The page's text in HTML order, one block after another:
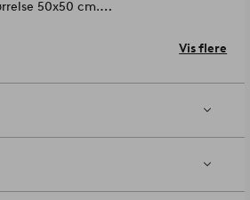
50x50 cm.
sol kan få det til at
Vis flere